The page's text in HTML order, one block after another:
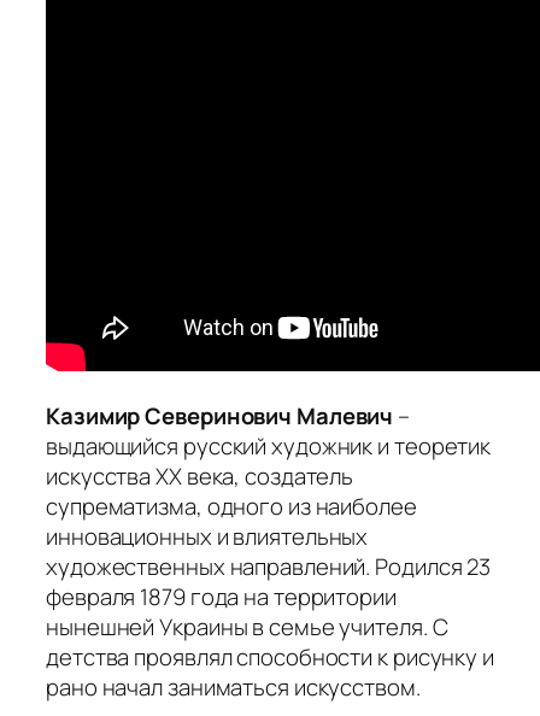
Казимир Северинович Малевич –
выдающийся русский художник и теоретик
искусства XX века, создатель
супрематизма, одного из наиболее
инновационных и влиятельных
художественных направлений. Родился 23
февраля 1879 года на территории
нынешней Украины в семье учителя. С
детства проявлял способности к рисунку и
рано начал заниматься искусством.